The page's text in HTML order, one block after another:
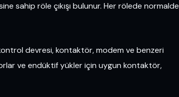
sahip röle çıkışı bulunur. Her rölede normalde
devresi, kontaktör, modem ve benzeri
ve endüktif yükler için uygun kontaktör,